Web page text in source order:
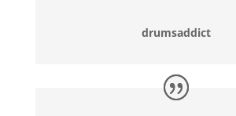
drumsaddict